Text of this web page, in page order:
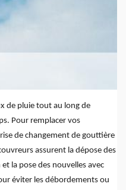
de pluie tout au long de
Pour remplacer vos
de changement de gouttière
assurent la dépose des
la pose des nouvelles avec
éviter les débordements ou